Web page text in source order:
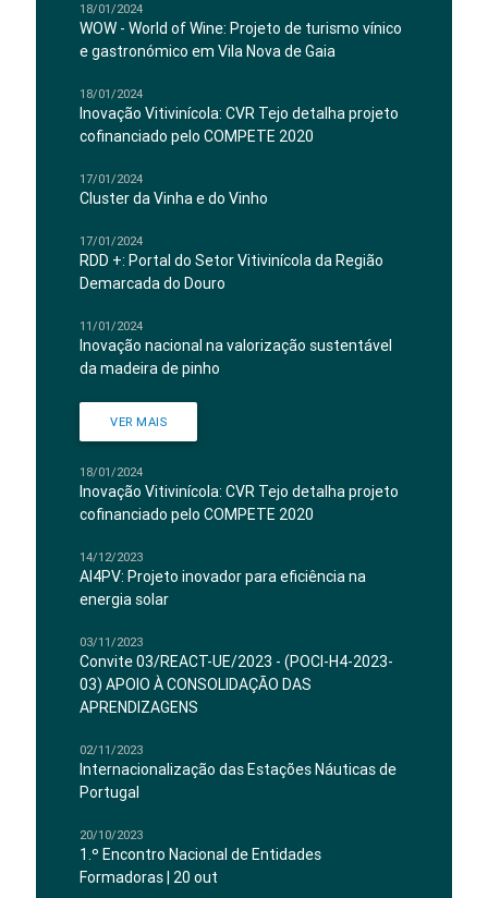
18/01/2024
WOW - World of Wine: Projeto de turismo vínico
e gastronómico em Vila Nova de Gaia
18/01/2024
Inovação Vitivinícola: CVR Tejo detalha projeto
cofinanciado pelo COMPETE 2020
17/01/2024
Cluster da Vinha e do Vinho
17/01/2024
RDD +: Portal do Setor Vitivinícola da Região
Demarcada do Douro
11/01/2024
Inovação nacional na valorização sustentável
da madeira de pinho
VER MAIS
18/01/2024
Inovação Vitivinícola: CVR Tejo detalha projeto
cofinanciado pelo COMPETE 2020
14/12/2023
AI4PV: Projeto inovador para eficiência na
energia solar
03/11/2023
Convite 03/REACT-UE/2023 - (POCI-H4-2023-
03) APOIO À CONSOLIDAÇÃO DAS
APRENDIZAGENS
02/11/2023
Internacionalização das Estações Náuticas de
Portugal
20/10/2023
1.º Encontro Nacional de Entidades
Formadoras | 20 out